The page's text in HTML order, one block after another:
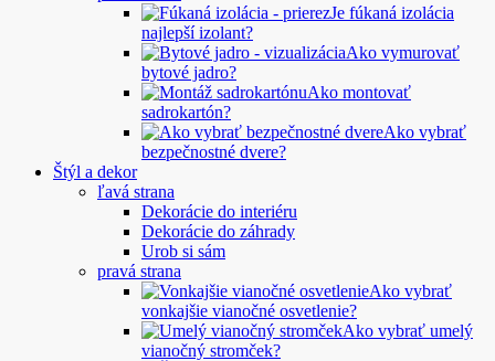
Je fúkaná izolácia
najlepší izolant?
Ako vymurovať
bytové jadro?
Ako montovať
sadrokartón?
Ako vybrať
bezpečnostné dvere?
Štýl a dekor
ľavá strana
Dekorácie do interiéru
Dekorácie do záhrady
Urob si sám
pravá strana
Ako vybrať
vonkajšie vianočné osvetlenie?
Ako vybrať umelý
vianočný stromček?